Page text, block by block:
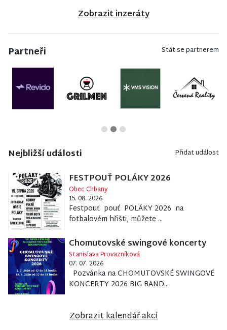
Zobrazit inzeráty
Partneři Stát se partnerem
Nejbližší události Přidat událost
FESTPOUŤ POLÁKY 2026
Obec Chbany
15. 08. 2026
Festpouť pouť POLÁKY 2026 na
fotbalovém hřišti, můžete ...
Chomutovské swingové koncerty
Stanislava Provazníková
07. 07. 2026
Pozvánka na CHOMUTOVSKÉ SWINGOVÉ
KONCERTY 2026 BIG BAND...
Zobrazit kalendář akcí